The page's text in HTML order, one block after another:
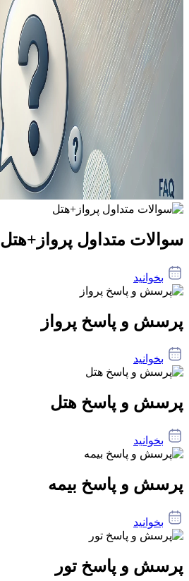
سوالات متداول پرواز+هتل
بخوانید
پرسش و پاسخ پرواز
بخوانید
پرسش و پاسخ هتل
بخوانید
پرسش و پاسخ بیمه
بخوانید
پرسش و پاسخ تور